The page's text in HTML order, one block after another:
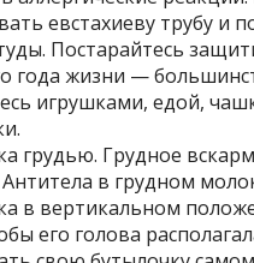
евстахиеву трубу и
Постарайтесь
года жизни —
игрушками, едой,
грудью. Грудное
в грудном
в вертикальном
его голова